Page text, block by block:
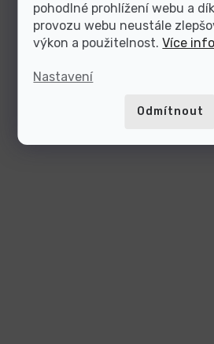
pohodlné prohlížení webu a
provozu webu neustále
výkon a použitelnost.Více
Nastavení
Odmítnout